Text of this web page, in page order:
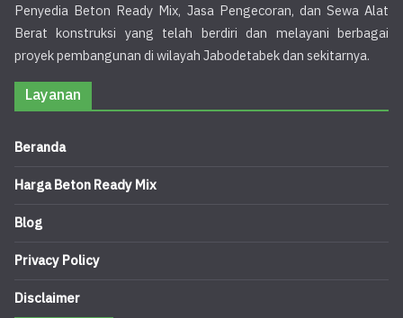
Penyedia Beton Ready Mix, Jasa Pengecoran, dan Sewa Alat
Berat konstruksi yang telah berdiri dan melayani berbagai
proyek pembangunan di wilayah Jabodetabek dan sekitarnya.
Layanan
Beranda
Harga Beton Ready Mix
Blog
Privacy Policy
Disclaimer